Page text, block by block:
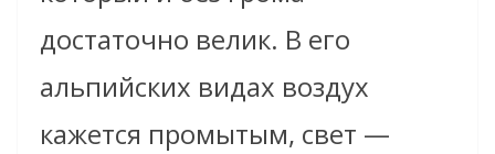
достаточно велик. В его
альпийских видах воздух
кажется промытым, свет —